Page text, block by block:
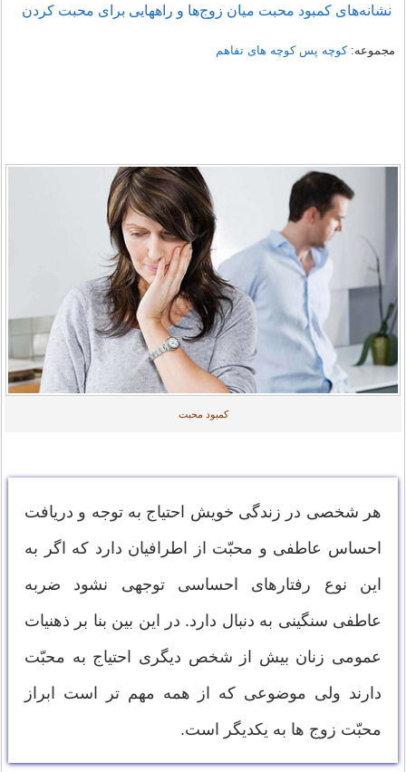
نشانه‌هاى کمبود محبت میان زوج‌ها و راههایی برای محبت کردن
مجموعه:کوچه پس کوچه های تفاهم
کمبود محبت
هر شخصی در زندگی خویش احتیاج به توجه و دریافت
احساس عاطفی و محبّت از اطرافیان دارد که اگر به
این نوع رفتارهای احساسی توجهی نشود ضربه
عاطفی سنگینی به دنبال دارد. در این بین بنا بر ذهنیات
عمومی زنان بیش از شخص دیگری احتیاج به محبّت
دارند ولی موضوعی که از همه مهم تر است ابراز
محبّت زوج ها به یکدیگر است.